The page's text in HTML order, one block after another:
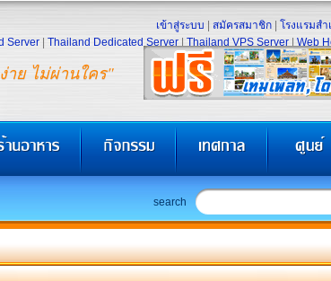
าย ไม่ผ่านใคร"
เข้าสู่ระบบ สมัครสมาชิก โรงแรมสำ
Server
Thailand Dedicated Server Thailand VPS Server Web
search